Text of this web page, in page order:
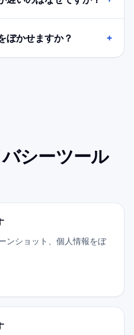
ぼかせますか？ +
シーツール
ンショット、個人情報をぼ